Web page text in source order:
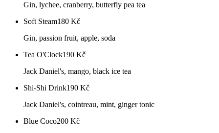
Gin, lychee, cranberry, butterfly pea tea
Soft Steam180 Kč
Gin, passion fruit, apple, soda
Tea O'Clock190 Kč
Jack Daniel's, mango, black ice tea
Shi-Shi Drink190 Kč
Jack Daniel's, cointreau, mint, ginger tonic
Blue Coco200 Kč